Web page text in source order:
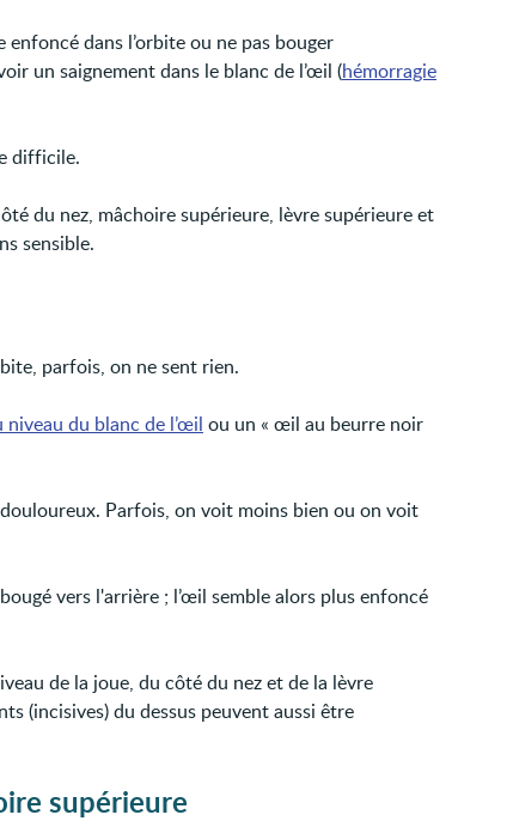
enfoncé dans l’orbite ou ne pas bouger
un saignement dans le blanc de l’œil (hémorragie
difficile.
du nez, mâchoire supérieure, lèvre supérieure et
sensible.
parfois, on ne sent rien.
niveau du blanc de l’œil ou un « œil au beurre noir
Parfois, on voit moins bien ou on voit
vers l'arrière ; l’œil semble alors plus enfoncé
de la joue, du côté du nez et de la lèvre
(incisives) du dessus peuvent aussi être
supérieure